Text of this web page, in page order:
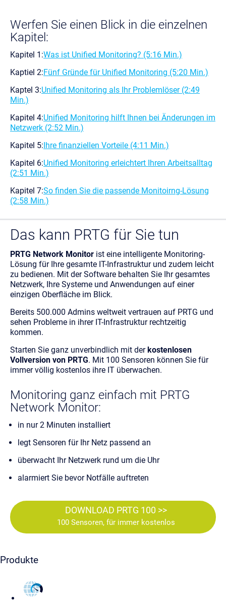
Werfen Sie einen Blick in die einzelnen
Kapitel:
Kapitel 1:Was ist Unified Monitoring? (5:16 Min.)
Kaptiel 2:Fünf Gründe für Unified Monitoring (5:20 Min.)
Kaptel 3:Unified Monitoring als Ihr Problemlöser (2:49
Min.)
Kapitel 4:Unified Monitoring hilft Ihnen bei Änderungen im
Netzwerk (2:52 Min.)
Kapitel 5:Ihre finanziellen Vorteile (4:11 Min.)
Kapitel 6:Unified Monitoring erleichtert Ihren Arbeitsalltag
(2:51 Min.)
Kapitel 7:So finden Sie die passende Monitoirng-Lösung
(2:58 Min.)
Das kann PRTG für Sie tun
PRTG Network Monitor ist eine intelligente Monitoring-
Lösung für Ihre gesamte IT-Infrastruktur und zudem leicht
zu bedienen. Mit der Software behalten Sie Ihr gesamtes
Netzwerk, Ihre Systeme und Anwendungen auf einer
einzigen Oberfläche im Blick.
Bereits 500.000 Admins weltweit vertrauen auf PRTG und
sehen Probleme in ihrer IT-Infrastruktur rechtzeitig
kommen.
Starten Sie ganz unverbindlich mit der kostenlosen
Vollversion von PRTG. Mit 100 Sensoren können Sie für
immer völlig kostenlos ihre IT überwachen.
Monitoring ganz einfach mit PRTG
Network Monitor:
in nur 2 Minuten installiert
legt Sensoren für Ihr Netz passend an
überwacht Ihr Netzwerk rund um die Uhr
alarmiert Sie bevor Notfälle auftreten
DOWNLOAD PRTG 100 >>
100 Sensoren, für immer kostenlos
Produkte